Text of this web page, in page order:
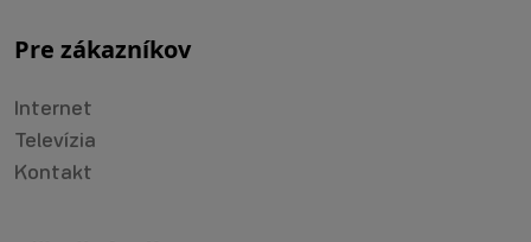
Pre zákazníkov
Internet
Televízia
Kontakt